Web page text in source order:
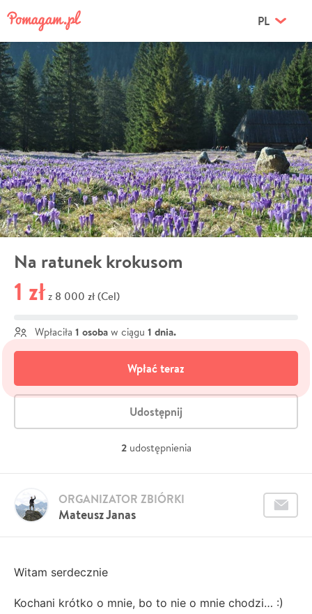
PL
Na ratunek krokusom
1 zł z 8 000 zł (Cel)
Wpłaciła 1 osoba w ciągu 1 dnia.
Wpłać teraz
Udostępnij
2 udostępnienia
Mateusz Janas
ORGANIZATOR ZBIÓRKI
Witam serdecznie
Kochani krótko o mnie, bo to nie o mnie chodzi… :)